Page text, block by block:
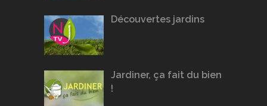
Découvertes jardins
Jardiner, ça fait du bien
!